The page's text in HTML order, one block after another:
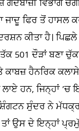
ਵਿਭਾਗ
ਫਿਰ ਤੋਂ ਹਾਸਲ
ਕੀਤਾ ਹੈ।
501 ਦੌੜਾਂ ਬਣਾ
ਕਾਬਜ਼ ਹੈਨਰਿਕ
ਹਨ, ਜਿਨ੍ਹਾਂ ’ਚ
ਸੁੰਦਰ ਨੇ
ਤਾਂ ਉਸ ਦੇ ਇਨ੍ਹਾਂ